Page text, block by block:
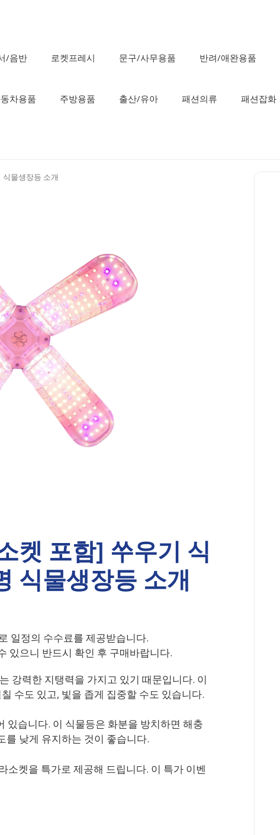
/음반 로켓프레시 문구/사무용품 반려/애완용품
차용품 주방용품 출산/유아 패션의류 패션잡화
물생장등 소개
켓 포함] 쑤우기 식
식물생장등 소개
일정의 수수료를 제공받습니다.
있으니 반드시 확인 후 구매바랍니다.
강력한 지탱력을 가지고 있기 때문입니다. 이
수도 있고, 빛을 좁게 집중할 수도 있습니다.
있습니다. 이 식물등은 화분을 방치하면 해충
를 낮게 유지하는 것이 좋습니다.
소켓을 특가로 제공해 드립니다. 이 특가 이벤